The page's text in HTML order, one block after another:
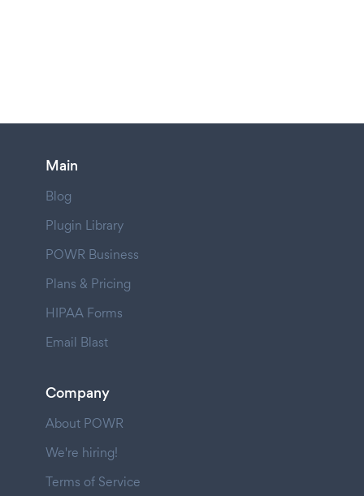
Main
Blog
Plugin Library
POWR Business
Plans & Pricing
HIPAA Forms
Email Blast
Company
About POWR
We're hiring!
Terms of Service